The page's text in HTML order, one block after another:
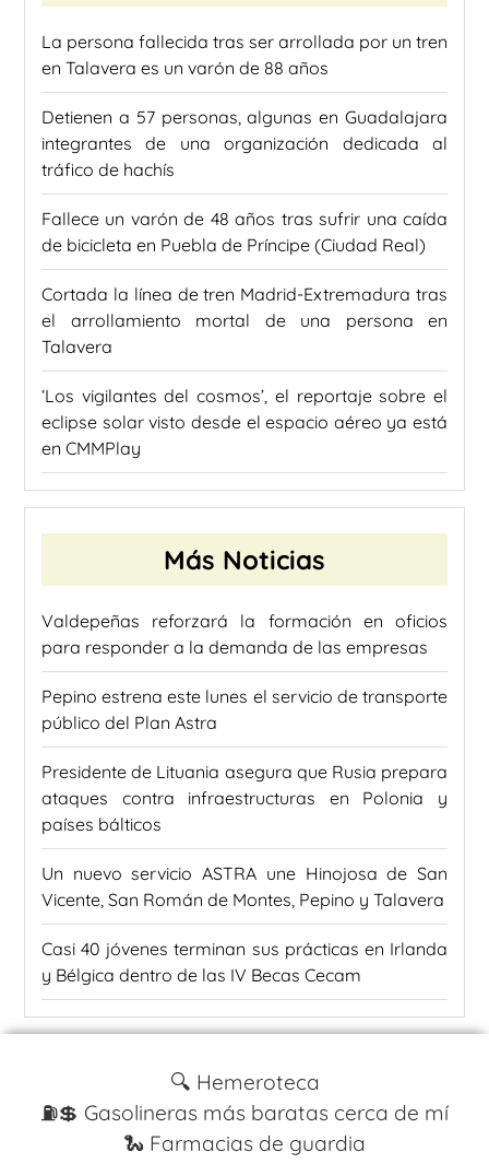
La persona fallecida tras ser arrollada por un tren
en Talavera es un varón de 88 años
Detienen a 57 personas, algunas en Guadalajara
integrantes de una organización dedicada al
tráfico de hachís
Fallece un varón de 48 años tras sufrir una caída
de bicicleta en Puebla de Príncipe (Ciudad Real)
Cortada la línea de tren Madrid-Extremadura tras
el arrollamiento mortal de una persona en
Talavera
‘Los vigilantes del cosmos’, el reportaje sobre el
eclipse solar visto desde el espacio aéreo ya está
en CMMPlay
Más Noticias
Valdepeñas reforzará la formación en oficios
para responder a la demanda de las empresas
Pepino estrena este lunes el servicio de transporte
público del Plan Astra
Presidente de Lituania asegura que Rusia prepara
ataques contra infraestructuras en Polonia y
países bálticos
Un nuevo servicio ASTRA une Hinojosa de San
Vicente, San Román de Montes, Pepino y Talavera
Casi 40 jóvenes terminan sus prácticas en Irlanda
y Bélgica dentro de las IV Becas Cecam
🔍 Hemeroteca
⛽️💲 Gasolineras más baratas cerca de mí
🐍 Farmacias de guardia